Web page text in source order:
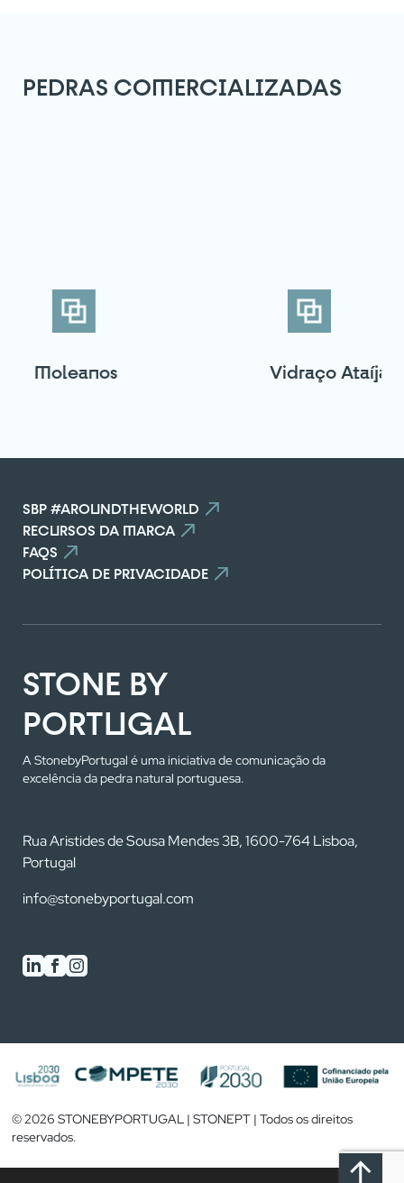
Atingiu o número máximo de
PEDRAS COMERCIALIZADAS
Moleanos Vidraço Ataíja
SBP #AROUNDTHEWORLD
RECURSOS DA MARCA
FAQS
POLÍTICA DE PRIVACIDADE
STONE BY
PORTUGAL
A StonebyPortugal é uma iniciativa de comunicação da
excelência da pedra natural portuguesa.
Rua Aristides de Sousa Mendes 3B, 1600-764 Lisboa,
Portugal
info@stonebyportugal.com
© 2026 STONEBYPORTUGAL | STONEPT | Todos os direitos
reservados.
0/2